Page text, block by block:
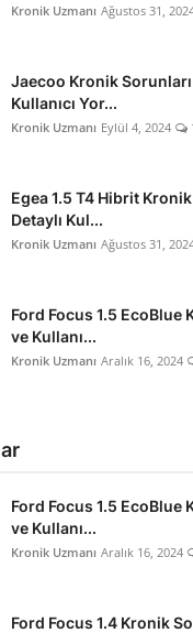
Kronik Uzmanı Ağustos 31,
Jaecoo Kronik Sorunları
Kullanıcı Yor...
Kronik Uzmanı Eylül 4, 2024
Egea 1.5 T4 Hibrit
Detaylı Kul...
Kronik Uzmanı Ağustos 31,
Ford Focus 1.5 EcoBlue
ve Kullanı...
Kronik Uzmanı Aralık 16, 2024
Ford Focus 1.5 EcoBlue
ve Kullanı...
Kronik Uzmanı Aralık 16, 2024
Ford Focus 1.4 Kronik